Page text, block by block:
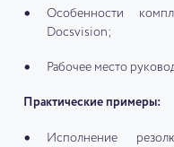
Особенности
Docsvision;
Рабочее место
Практические примеры:
Исполнение